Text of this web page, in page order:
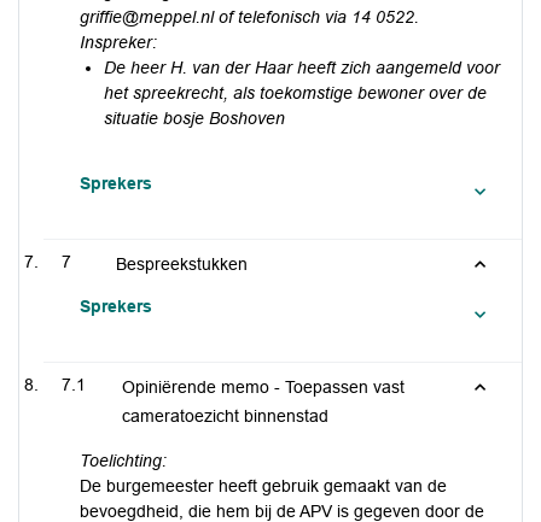
griffie@meppel.nl of telefonisch via 14 0522.
Inspreker:
De heer H. van der Haar heeft zich aangemeld voor
het spreekrecht, als toekomstige bewoner over de
situatie bosje Boshoven
Sprekers
7 Bespreekstukken
Sprekers
7.1
Opiniërende memo - Toepassen vast
cameratoezicht binnenstad
Toelichting:
De burgemeester heeft gebruik gemaakt van de
bevoegdheid, die hem bij de APV is gegeven door de